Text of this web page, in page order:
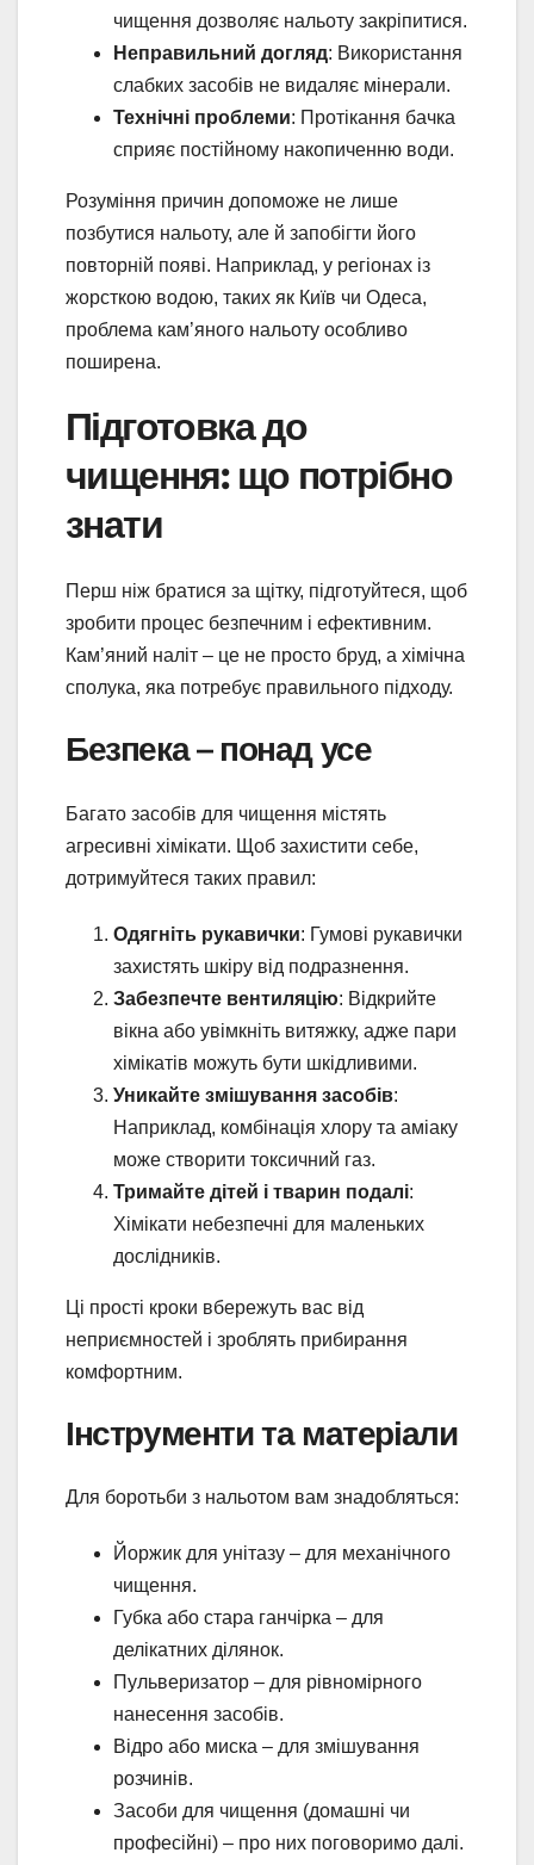
чищення дозволяє нальоту закріпитися.
Неправильний догляд: Використання
слабких засобів не видаляє мінерали.
Технічні проблеми: Протікання бачка
сприяє постійному накопиченню води.
Розуміння причин допоможе не лише
позбутися нальоту, але й запобігти його
повторній появі. Наприклад, у регіонах із
жорсткою водою, таких як Київ чи Одеса,
проблема кам’яного нальоту особливо
поширена.
Підготовка до
чищення: що потрібно
знати
Перш ніж братися за щітку, підготуйтеся, щоб
зробити процес безпечним і ефективним.
Кам’яний наліт – це не просто бруд, а хімічна
сполука, яка потребує правильного підходу.
Безпека – понад усе
Багато засобів для чищення містять
агресивні хімікати. Щоб захистити себе,
дотримуйтеся таких правил:
Одягніть рукавички: Гумові рукавички
захистять шкіру від подразнення.
Забезпечте вентиляцію: Відкрийте
вікна або увімкніть витяжку, адже пари
хімікатів можуть бути шкідливими.
Уникайте змішування засобів:
Наприклад, комбінація хлору та аміаку
може створити токсичний газ.
Тримайте дітей і тварин подалі:
Хімікати небезпечні для маленьких
дослідників.
Ці прості кроки вбережуть вас від
неприємностей і зроблять прибирання
комфортним.
Інструменти та матеріали
Для боротьби з нальотом вам знадобляться:
Йоржик для унітазу – для механічного
чищення.
Губка або стара ганчірка – для
делікатних ділянок.
Пульверизатор – для рівномірного
нанесення засобів.
Відро або миска – для змішування
розчинів.
Засоби для чищення (домашні чи
професійні) – про них поговоримо далі.